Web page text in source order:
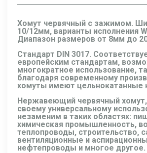
Хомут червячный с зажимом.
10/12мм, варианты исполнения
Диапазон размеров от 8мм до
Стандарт DIN 3017.
европейским стандартам,
многократное использование,
благодаря современному
хомуты имеют цельнокатанные
Нержавеющий червячный
своему универсальному
незаменим в таких областях:
химическая промышленность,
теплопроводы, строительство,
вентиляционные и
нефтепроводы и многое другое.